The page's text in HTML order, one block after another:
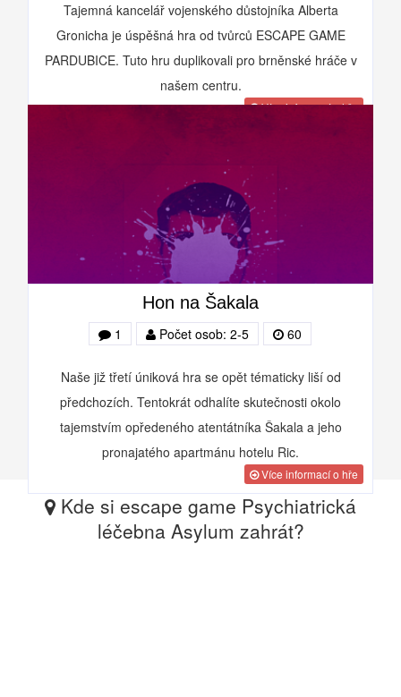
Tajemná kancelář vojenského důstojníka Alberta
Gronicha je úspěšná hra od tvůrců ESCAPE GAME
PARDUBICE. Tuto hru duplikovali pro brněnské hráče v
našem centru.
Více informací o hře
Hon na Šakala
1 Počet osob: 2-5 60
Naše již třetí úniková hra se opět tématicky liší od
předchozích. Tentokrát odhalíte skutečnosti okolo
tajemstvím opředeného atentátníka Šakala a jeho
pronajatého apartmánu hotelu Ric.
Více informací o hře
Kde si escape game Psychiatrická
léčebna Asylum zahrát?